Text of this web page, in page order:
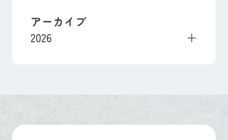
アーカイブ
2026